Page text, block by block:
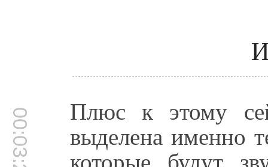
00:03:27 Плюс к этому
выделена именно